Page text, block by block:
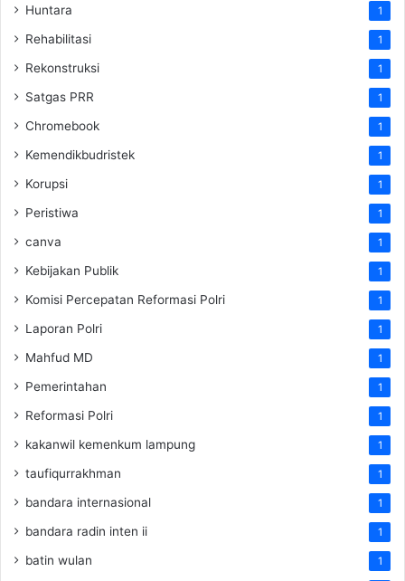
Huntara 1
Rehabilitasi 1
Rekonstruksi 1
Satgas PRR 1
Chromebook 1
Kemendikbudristek 1
Korupsi 1
Peristiwa 1
canva 1
Kebijakan Publik 1
Komisi Percepatan Reformasi Polri 1
Laporan Polri 1
Mahfud MD 1
Pemerintahan 1
Reformasi Polri 1
kakanwil kemenkum lampung 1
taufiqurrakhman 1
bandara internasional 1
bandara radin inten ii 1
batin wulan 1